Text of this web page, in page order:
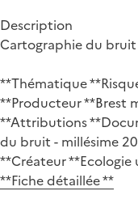
Description
Cartographie du bruit
**Thématique
**Producteur **Brest
**Attributions
du bruit - millésime
**Créateur **Ecologie
**Fiche détaillée **